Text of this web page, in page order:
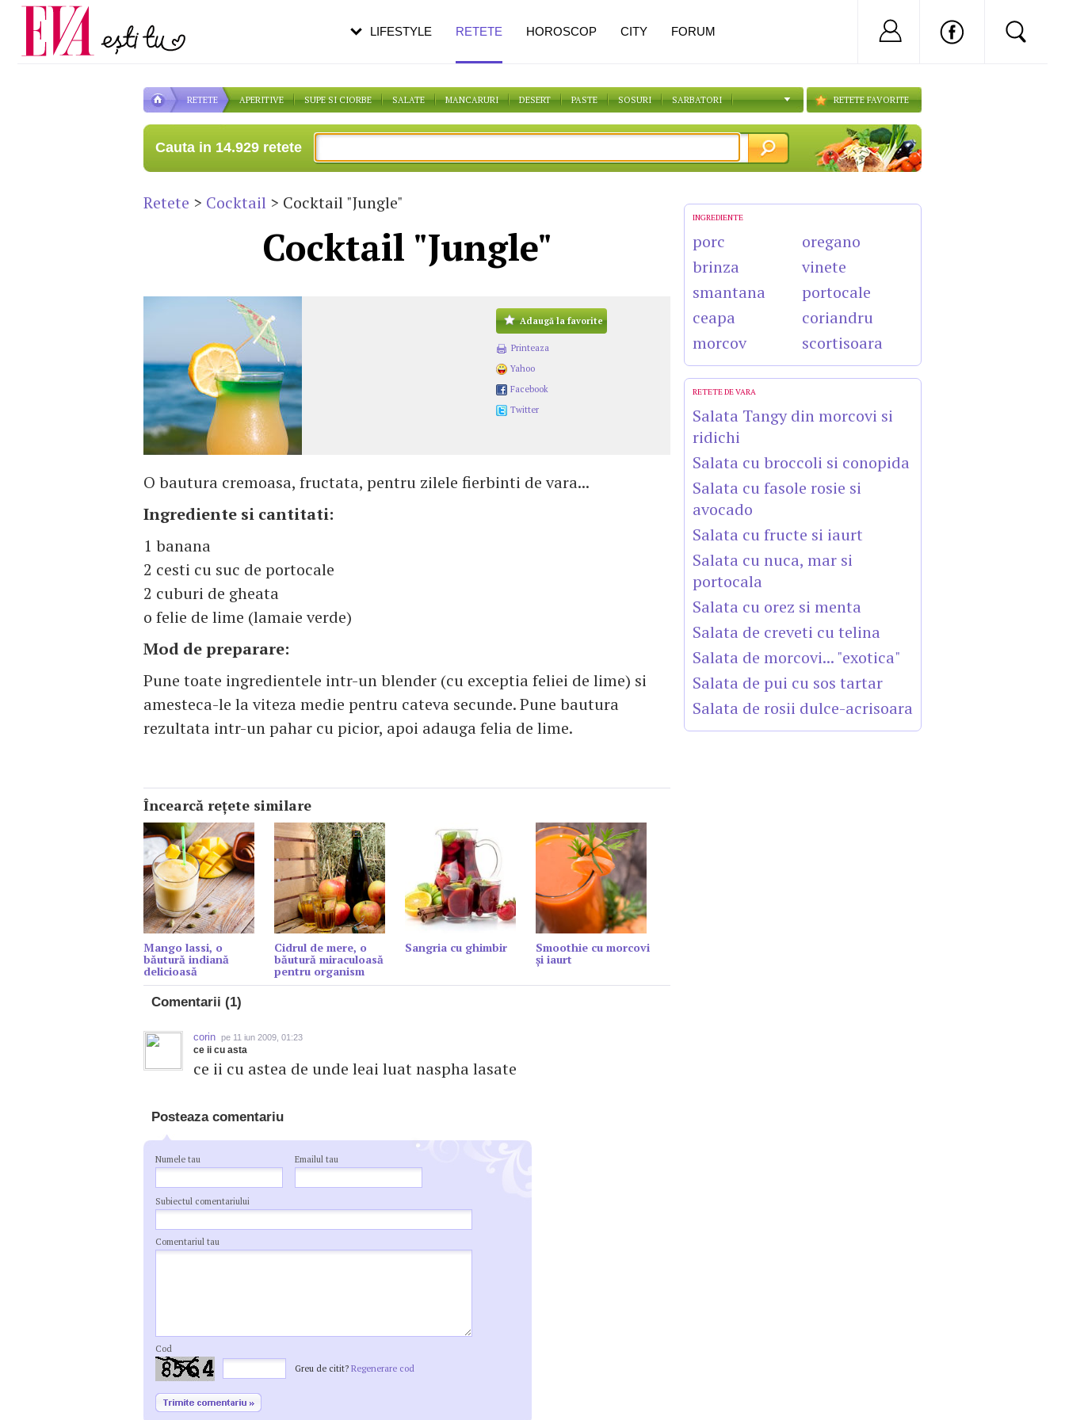
RETETE APERITIVE SUPE SI CIORBE SALATE MANCARURI DESERT PASTE SOSURI SARBATORI RETETE FAVORITE
Cauta in 14.929 retete
Retete > Cocktail > Cocktail "Jungle"
Cocktail "Jungle"
Adaugă la favorite
Printeaza
Yahoo
Facebook
Twitter
O bautura cremoasa, fructata, pentru zilele fierbinti de vara...
Ingrediente si cantitati:
1 banana
2 cesti cu suc de portocale
2 cuburi de gheata
o felie de lime (lamaie verde)
Mod de preparare:
Pune toate ingredientele intr-un blender (cu exceptia feliei de lime) si
amesteca-le la viteza medie pentru cateva secunde. Pune bautura
rezultata intr-un pahar cu picior, apoi adauga felia de lime.
Încearcă reţete similare
Mango lassi, o
băutură indiană
delicioasă
Cidrul de mere, o
băutură miraculoasă
pentru organism
Sangria cu ghimbir Smoothie cu morcovi
şi iaurt
Comentarii (1)
corin pe 11 iun 2009, 01:23
ce ii cu asta
ce ii cu astea de unde leai luat naspha lasate
Posteaza comentariu
Numele tau Emailul tau
Subiectul comentariului
Comentariul tau
Cod
Greu de citit? Regenerare cod
INGREDIENTE
porc
brinza
smantana
ceapa
morcov
oregano
vinete
portocale
coriandru
scortisoara
RETETE DE VARA
Salata Tangy din morcovi si
ridichi
Salata cu broccoli si conopida
Salata cu fasole rosie si
avocado
Salata cu fructe si iaurt
Salata cu nuca, mar si
portocala
Salata cu orez si menta
Salata de creveti cu telina
Salata de morcovi... "exotica"
Salata de pui cu sos tartar
Salata de rosii dulce-acrisoara
LIFESTYLE RETETE HOROSCOP CITY FORUM Nu ai cont?
Carieră
Actualitate